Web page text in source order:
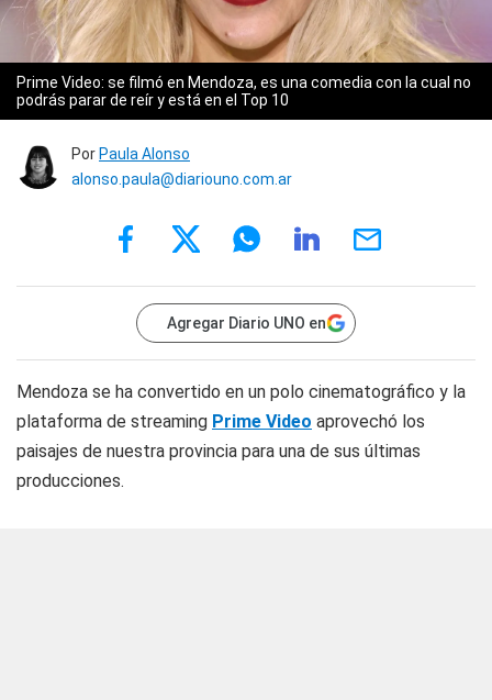
Prime Video: se filmó en Mendoza, es una comedia con la cual no
podrás parar de reír y está en el Top 10
Por Paula Alonso
alonso.paula@diariouno.com.ar
Agregar Diario UNO en
Mendoza se ha convertido en un polo cinematográfico y la
plataforma de streaming Prime Video aprovechó los
paisajes de nuestra provincia para una de sus últimas
producciones.